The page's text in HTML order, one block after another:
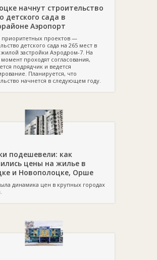
начнут строительство
детского сада в
Аэропорт
приоритетных проектов —
детского сада на 265 мест в
застройки Аэродром-7. На
проходят согласования,
подрядчик и ведется
Планируется, что
начнется в следующем году.
подешевели: как
цены на жилье в
и Новополоцке, Орше
динамика цен в крупных городах